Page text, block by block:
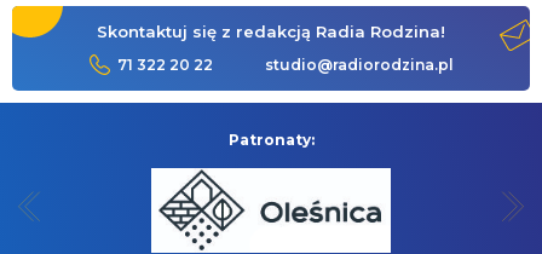
Skontaktuj się z redakcją Radia Rodzina!
71 322 20 22 studio@radiorodzina.pl
Patronaty: